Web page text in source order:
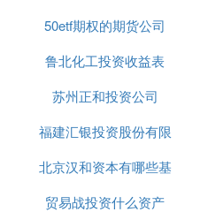
50etf期权的期货公司
鲁北化工投资收益表
苏州正和投资公司
福建汇银投资股份有限
公司
北京汉和资本有哪些基
金
贸易战投资什么资产